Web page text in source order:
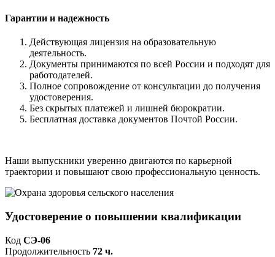
Гарантии и надежность
Действующая лицензия на образовательную
деятельность.
Документы принимаются по всей России и подходят для
работодателей.
Полное сопровождение от консультации до получения
удостоверения.
Без скрытых платежей и лишней бюрократии.
Бесплатная доставка документов Почтой России.
Наши выпускники уверенно двигаются по карьерной
траектории и повышают свою профессиональную ценность.
Удостоверение о повышении квалификации
Код СЭ-06
Продолжительность 72 ч.